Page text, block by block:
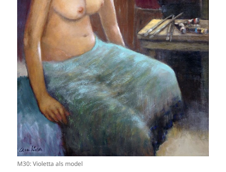
M30: Violetta als model